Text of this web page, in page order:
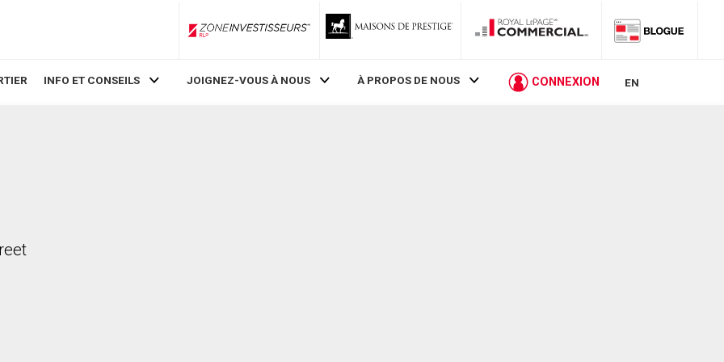
ZoneInvestisseurs RLP
INFO ET CONSEILS JOIGNEZ-VOUS À NOUS À PROPOS DE NOUS CONNEXION EN